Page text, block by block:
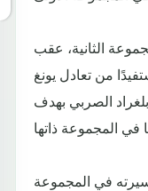
الثانية، عقب
مستفيدًا من تعادل يونغ
الصربي بهدف
في المجموعة